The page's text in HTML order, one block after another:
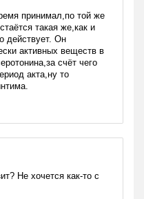
принимал,по той же
такая же,как и
действует. Он
активных веществ в
счёт чего
акта,ну то
Не хочется как-то с